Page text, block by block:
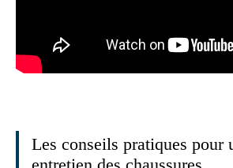
Les conseils pratiques pour
entretien des chaussures